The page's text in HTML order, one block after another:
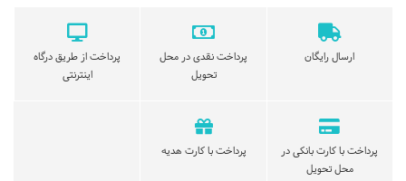
ارسال رایگان
پرداخت نقدی در محل
تحویل
پرداخت از طریق درگاه
اینترنتی
پرداخت با کارت بانکی در
محل تحویل
پرداخت با کارت هدیه